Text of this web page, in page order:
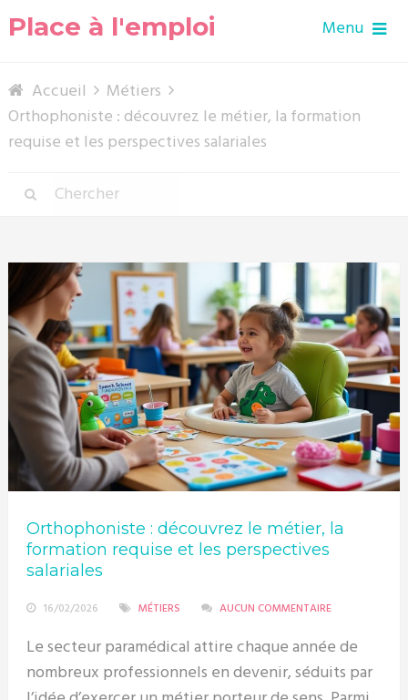
Place à l'emploi Menu
Accueil
Métiers
Orthophoniste : découvrez le métier, la formation
requise et les perspectives salariales
Orthophoniste : découvrez le métier, la
formation requise et les perspectives
salariales
16/02/2026 MÉTIERS AUCUN COMMENTAIRE
Le secteur paramédical attire chaque année de
nombreux professionnels en devenir, séduits par